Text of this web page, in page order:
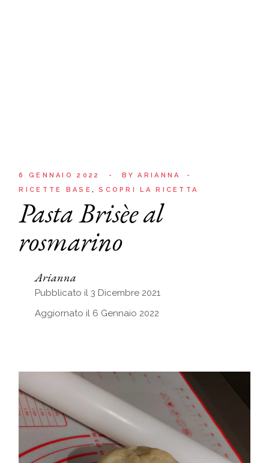
6 GENNAIO 2022 BY
ARIANNA
RICETTE BASE
SCOPRI LA RICETTA
Pasta Brisèe al
rosmarino
Arianna
Pubblicato il 3 Dicembre 2021
Aggiornato il 6 Gennaio 2022